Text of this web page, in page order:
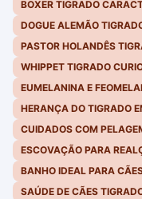
BOXER TIGRADO
DOGUE ALEMÃO
PASTOR HOLANDÊS
WHIPPET TIGRADO
EUMELANINA E
HERANÇA DO TIGRADO
CUIDADOS COM
ESCOVAÇÃO PARA
BANHO IDEAL PARA
SAÚDE DE CÃES